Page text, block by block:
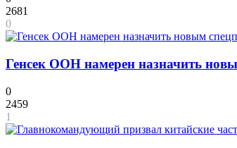
2681
0
Генсек ООН намерен назначить
0
2459
1